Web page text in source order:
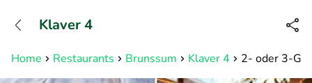
Erreichbar bis 23:00 Uhr (max
0,09€/Min)
Home Restaurants Brunssum Klaver 4 2- oder 3-
Klaver 4